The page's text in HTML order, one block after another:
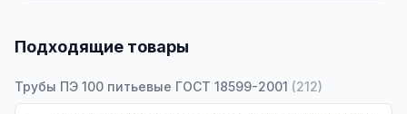
Подходящие товары
Трубы ПЭ 100 питьевые ГОСТ 18599-2001 (212)